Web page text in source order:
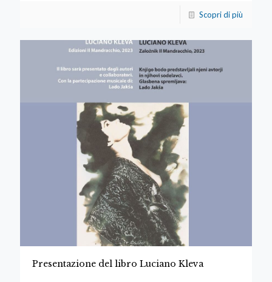
Scopri di più
Presentazione del libro Luciano Kleva